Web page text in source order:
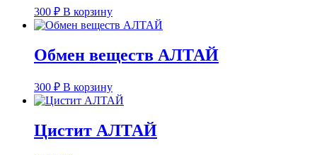
300 ₽ В корзину
Обмен веществ АЛТАЙ
300 ₽ В корзину
Цистит АЛТАЙ